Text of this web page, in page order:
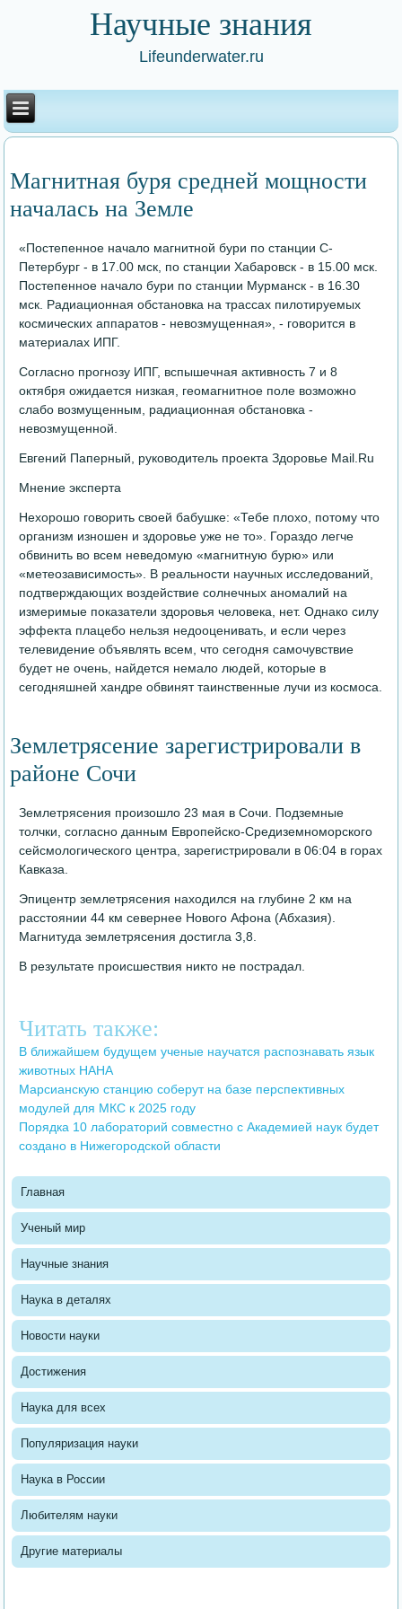
Научные знания
Lifeunderwater.ru
Магнитная буря средней мощности
началась на Земле
«Постепенное начало магнитной бури по станции С-
Петербург - в 17.00 мск, по станции Хабаровск - в 15.00 мск.
Постепенное начало бури по станции Мурманск - в 16.30
мск. Радиационная обстановка на трассах пилотируемых
космических аппаратов - невозмущенная», - говорится в
материалах ИПГ.
Согласно прогнозу ИПГ, вспышечная активность 7 и 8
октября ожидается низкая, геомагнитное поле возможно
слабо возмущенным, радиационная обстановка -
невозмущенной.
Евгений Паперный, руководитель проекта Здоровье Mail.Ru
Мнение эксперта
Нехорошо говорить своей бабушке: «Тебе плохо, потому что
организм изношен и здоровье уже не то». Гораздо легче
обвинить во всем неведомую «магнитную бурю» или
«метеозависимость». В реальности научных исследований,
подтверждающих воздействие солнечных аномалий на
измеримые показатели здоровья человека, нет. Однако силу
эффекта плацебо нельзя недооценивать, и если через
телевидение объявлять всем, что сегодня самочувствие
будет не очень, найдется немало людей, которые в
сегодняшней хандре обвинят таинственные лучи из космоса.
Землетрясение зарегистрировали в
районе Сочи
Землетрясения произошло 23 мая в Сочи. Подземные
толчки, согласно данным Европейско-Средиземноморского
сейсмологического центра, зарегистрировали в 06:04 в горах
Кавказа.
Эпицентр землетрясения находился на глубине 2 км на
расстоянии 44 км севернее Нового Афона (Абхазия).
Магнитуда землетрясения достигла 3,8.
В результате происшествия никто не пострадал.
Читать также:
В ближайшем будущем ученые научатся распознавать язык
животных НАНА
Марсианскую станцию соберут на базе перспективных
модулей для МКС к 2025 году
Порядка 10 лабораторий совместно с Академией наук будет
создано в Нижегородской области
Главная
Ученый мир
Научные знания
Наука в деталях
Новости науки
Достижения
Наука для всех
Популяризация науки
Наука в России
Любителям науки
Другие материалы